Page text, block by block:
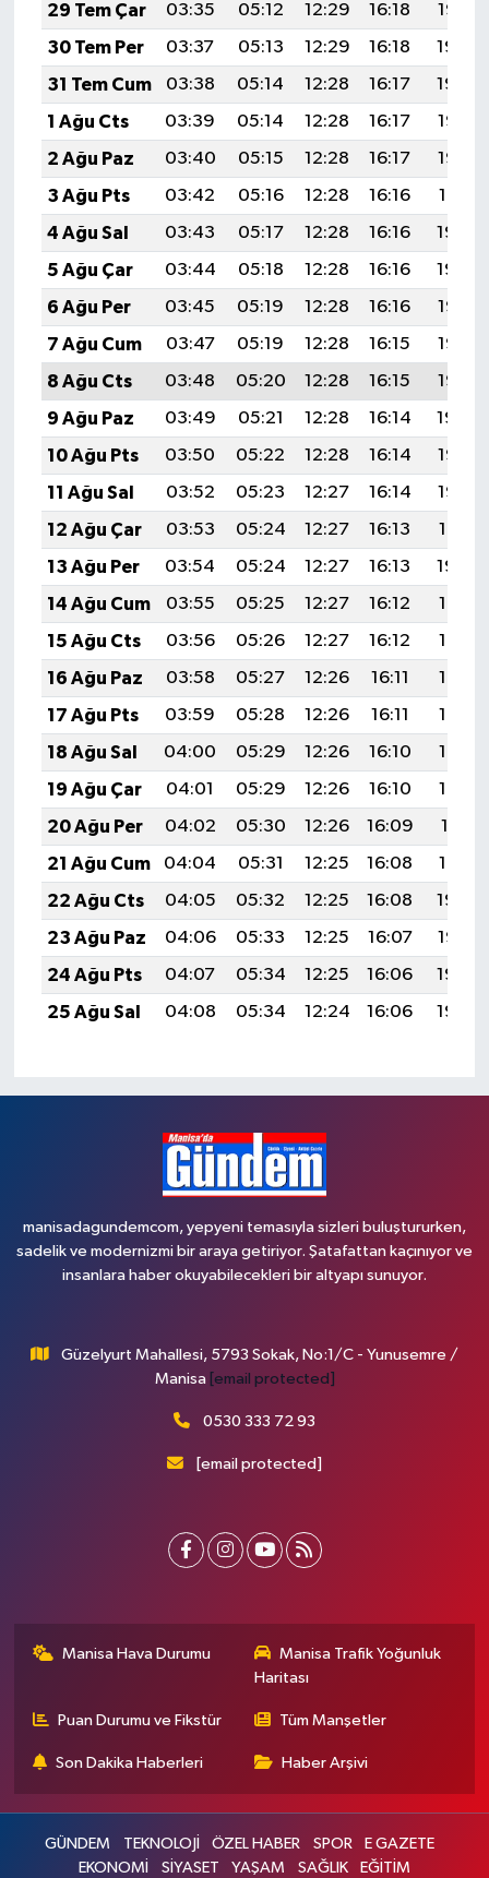
29 Tem Çar
03:35 05:12 12:29 16:18
19:35
30 Tem Per
03:37 05:13 12:29 16:18
19:34
31 Tem Cum
03:38 05:14 12:28 16:17
19:34
1 Ağu Cts
03:39 05:14 12:28 16:17
19:33
2 Ağu Paz
03:40 05:15 12:28 16:17
19:32
3 Ağu Pts
03:42 05:16 12:28 16:16
19:31
4 Ağu Sal
03:43 05:17 12:28 16:16
19:30
5 Ağu Çar
03:44 05:18 12:28 16:16
19:29
6 Ağu Per
03:45 05:19 12:28 16:16
19:28
7 Ağu Cum
03:47 05:19 12:28 16:15
19:27
8 Ağu Cts
03:48 05:20 12:28 16:15
19:25
9 Ağu Paz
03:49 05:21 12:28 16:14
19:24
10 Ağu Pts
03:50 05:22 12:28 16:14
19:23
11 Ağu Sal
03:52 05:23 12:27 16:14
19:22
12 Ağu Çar
03:53 05:24 12:27 16:13
19:21
13 Ağu Per
03:54 05:24 12:27 16:13
19:20
14 Ağu Cum
03:55 05:25 12:27 16:12
19:18
15 Ağu Cts
03:56 05:26 12:27 16:12
19:17
16 Ağu Paz
03:58 05:27 12:26 16:11
19:16
17 Ağu Pts
03:59 05:28 12:26 16:11
19:15
18 Ağu Sal
04:00 05:29 12:26 16:10
19:13
19 Ağu Çar
04:01 05:29 12:26 16:10
19:12
20 Ağu Per
04:02 05:30 12:26 16:09
19:11
21 Ağu Cum
04:04 05:31 12:25 16:08
19:10
22 Ağu Cts
04:05 05:32 12:25 16:08
19:08
23 Ağu Paz
04:06 05:33 12:25 16:07
19:07
24 Ağu Pts
04:07 05:34 12:25 16:06
19:06
25 Ağu Sal
04:08 05:34 12:24 16:06 19:04
manisadagundemcom, yepyeni temasıyla sizleri buluştururken,
sadelik ve modernizmi bir araya getiriyor. Şatafattan kaçınıyor ve
insanlara haber okuyabilecekleri bir altyapı sunuyor.
Güzelyurt Mahallesi, 5793 Sokak, No:1/C - Yunusemre /
Manisa [email protected]
0530 333 72 93
[email protected]
Manisa Hava Durumu
Manisa Trafik Yoğunluk
Haritası
Puan Durumu ve Fikstür Tüm Manşetler
Son Dakika Haberleri Haber Arşivi
GÜNDEM TEKNOLOJİ ÖZEL HABER SPOR
E GAZETE
EKONOMİ
SİYASET YAŞAM SAĞLIK EĞİTİM